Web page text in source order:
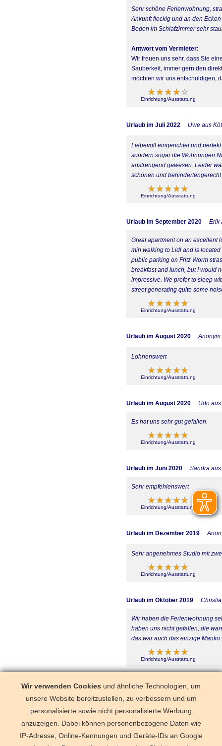
Sehr schöne Ferienwohnung,
Ankunft fleckig und an den
Boden im Schlafzimmer sehr
Antwort vom Vermieter:
Wir freuen uns sehr, dass Sie
Sauberkeit, immer gern den
möchten wir uns entschuldigen,
Einrichtung/Ausstattung
Urlaub im Juli 2022 Uwe aus
Liebevoll eingerichtet und
sondern sogar die Wohnungen
anstrengend gewesen. Leider
schönen und
Einrichtung/Ausstattung
Urlaub im September 2020 Erik
Great apartment on an excellent
min walking to Lidl and is
public parking on Fritz Worm
breakfast and lunch, but I would
impressive. We prefer to sleep
street generating quite some
Einrichtung/Ausstattung
Urlaub im August 2020 Anonym
Lohnenswert
Einrichtung/Ausstattung
Urlaub im August 2020 Udo
Es hat uns sehr gut gefallen.
Einrichtung/Ausstattung
Urlaub im Juni 2020 Sandra
Sehr empfehlenswert
Einrichtung/Ausstattung
Urlaub im Dezember 2019
Sehr angenehmes Studio mit
Einrichtung/Ausstattung
Urlaub im Oktober 2019
Wir haben die Ferienwohnung
haben uns nicht gefallen, die
das war auch das einzige Manko
Einrichtung/Ausstattung
Urlaub im Juni 2019 Anonym
Sehr schön eingerichtete und
Einrichtung/Ausstattung
Wir verwenden Cookies und ähnliche Technologien, um
unsere Website bereitzustellen, zu verbessern und um
personalisierte sowie nicht personalisierte Werbung
anzuzeigen. Dabei können personenbezogene Daten wie
IP-Adresse, Online-Kennungen und Geräte-IDs an Google